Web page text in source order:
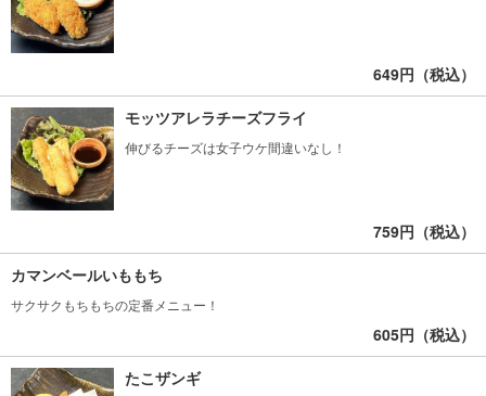
649円（税込）
モッツアレラチーズフライ
伸びるチーズは女子ウケ間違いなし！
759円（税込）
カマンベールいももち
サクサクもちもちの定番メニュー！
605円（税込）
たこザンギ